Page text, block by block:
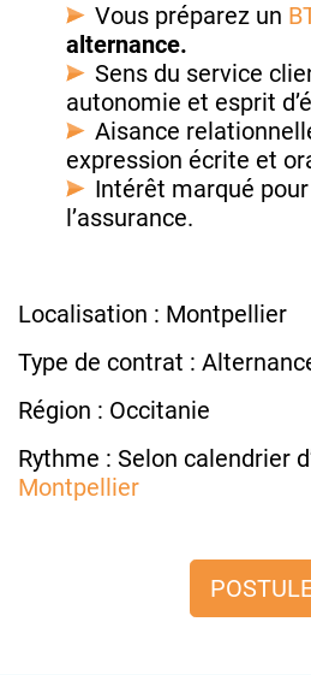
Vous préparez un
alternance.
Sens du service
autonomie et esprit
Aisance
expression écrite et
Intérêt marqué
l’assurance.
Localisation : Montpellier
Type de contrat :
Région : Occitanie
Rythme : Selon calendrier
Montpellier